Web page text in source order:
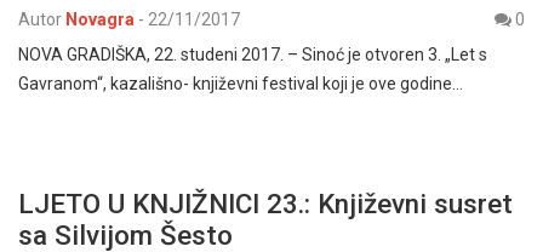
Autor Novagra - 22/11/2017
0
NOVA GRADIŠKA, 22. studeni 2017. – Sinoć je otvoren 3. „Let s
Gavranom“, kazališno- književni festival koji je ove godine…
LJETO U KNJIŽNICI 23.: Književni susret
sa Silvijom Šesto